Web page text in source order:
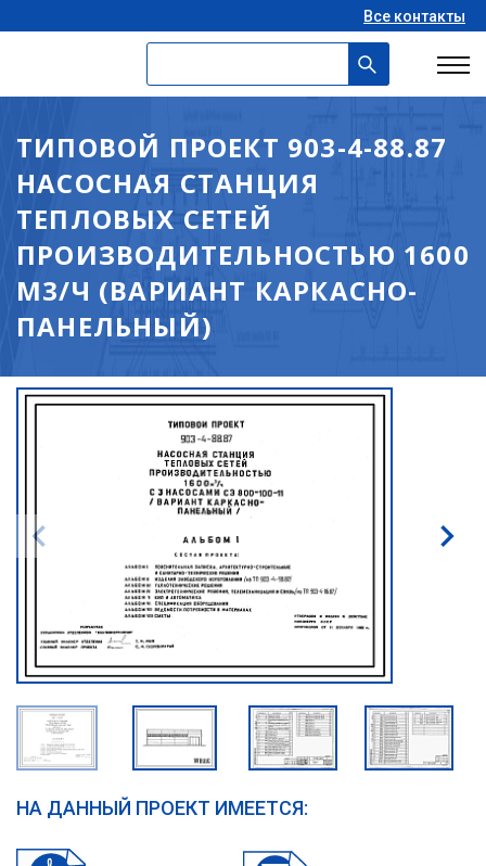
Все контакты
ТИПОВОЙ ПРОЕКТ 903-4-88.87
НАСОСНАЯ СТАНЦИЯ
ТЕПЛОВЫХ СЕТЕЙ
ПРОИЗВОДИТЕЛЬНОСТЬЮ 1600
М3/Ч (ВАРИАНТ КАРКАСНО-
ПАНЕЛЬНЫЙ)
НА ДАННЫЙ ПРОЕКТ ИМЕЕТСЯ: